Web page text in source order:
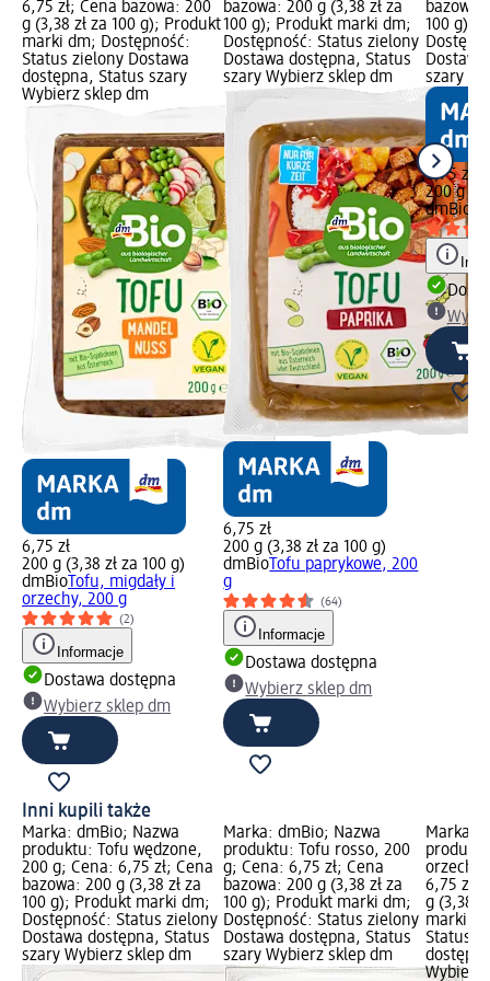
6,75 zł; Cena bazowa: 200
g (3,38 zł za 100 g); Produkt
marki dm; Dostępność:
Status zielony Dostawa
dostępna, Status szary
Wybierz sklep dm
6,75 zł
200 g (3,38 zł za 100 g)
dmBio Tofu, migdały i
orzechy, 200 g
(2)
Informacje
Dostawa dostępna
Wybierz sklep dm
bazowa: 200 g (3,38 zł za
100 g); Produkt marki dm;
Dostępność: Status zielony
Dostawa dostępna, Status
szary Wybierz sklep dm
6,75 zł
200 g (3,38 zł za 100 g)
dmBio Tofu paprykowe, 200
g
(64)
Informacje
Dostawa dostępna
Wybierz sklep dm
bazowa:
100 g);
szary
6,75 zł
200 g
dmBio
Inni kupili także
Marka: dmBio; Nazwa
produktu: Tofu wędzone,
200 g; Cena: 6,75 zł; Cena
bazowa: 200 g (3,38 zł za
100 g); Produkt marki dm;
Dostępność: Status zielony
Dostawa dostępna, Status
szary Wybierz sklep dm
Marka: dmBio; Nazwa
produktu: Tofu rosso, 200
g; Cena: 6,75 zł; Cena
bazowa: 200 g (3,38 zł za
100 g); Produkt marki dm;
Dostępność: Status zielony
Dostawa dostępna, Status
szary Wybierz sklep dm
Marka:
6,75 zł;
g (3,38
marki
Status
Wybierz